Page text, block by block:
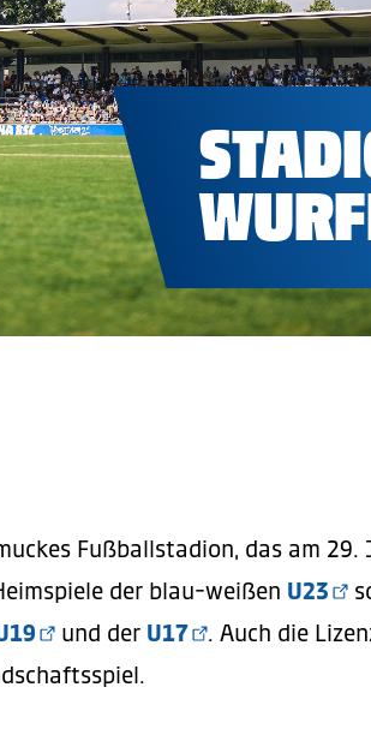
Fußballstadion, das am
der blau-weißen U23
und der U17
. Auch die